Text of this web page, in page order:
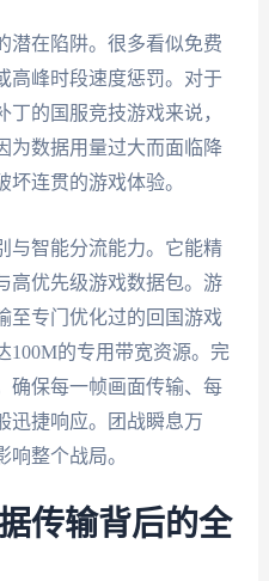
潜在陷阱。很多看似免费
高峰时段速度惩罚。对于
的国服竞技游戏来说，
为数据用量过大而面临降
连贯的游戏体验。
与智能分流能力。它能精
高优先级游戏数据包。游
至专门优化过的回国游戏
100M的专用带宽资源。完
确保每一帧画面传输、每
迅捷响应。团战瞬息万
整个战局。
传输背后的全